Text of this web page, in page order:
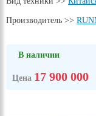
Производитель >>
В наличии
Цена 17 900 000